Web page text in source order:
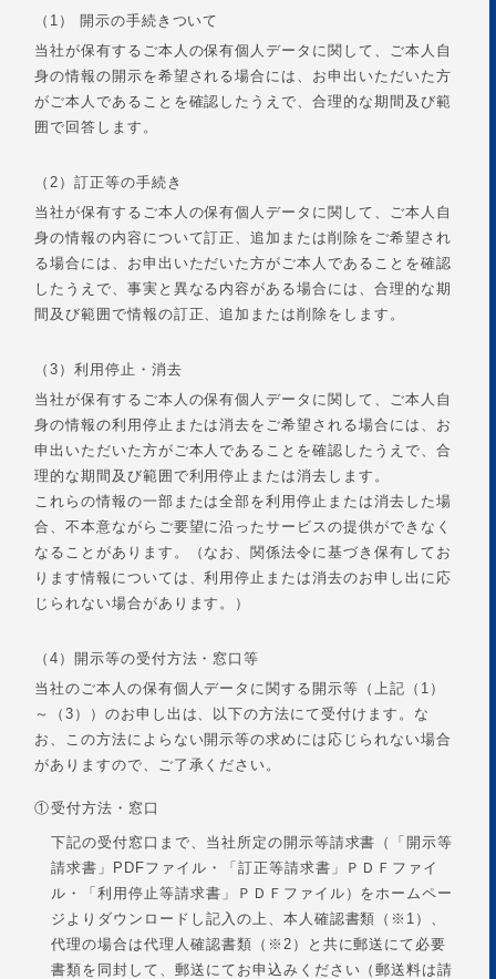
（1） 開示の手続きついて
当社が保有するご本人の保有個人データに関して、ご本人自
身の情報の開示を希望される場合には、お申出いただいた方
がご本人であることを確認したうえで、合理的な期間及び範
囲で回答します。
（2）訂正等の手続き
当社が保有するご本人の保有個人データに関して、ご本人自
身の情報の内容について訂正、追加または削除をご希望され
る場合には、お申出いただいた方がご本人であることを確認
したうえで、事実と異なる内容がある場合には、合理的な期
間及び範囲で情報の訂正、追加または削除をします。
（3）利用停止・消去
当社が保有するご本人の保有個人データに関して、ご本人自
身の情報の利用停止または消去をご希望される場合には、お
申出いただいた方がご本人であることを確認したうえで、合
理的な期間及び範囲で利用停止または消去します。
これらの情報の一部または全部を利用停止または消去した場
合、不本意ながらご要望に沿ったサービスの提供ができなく
なることがあります。（なお、関係法令に基づき保有してお
ります情報については、利用停止または消去のお申し出に応
じられない場合があります。）
（4）開示等の受付方法・窓口等
当社のご本人の保有個人データに関する開示等（上記（1）
～（3））のお申し出は、以下の方法にて受付けます。な
お、この方法によらない開示等の求めには応じられない場合
がありますので、ご了承ください。
①受付方法・窓口
下記の受付窓口まで、当社所定の開示等請求書（「開示等
請求書」PDFファイル・「訂正等請求書」ＰＤＦファイ
ル・「利用停止等請求書」ＰＤＦファイル）をホームペー
ジよりダウンロードし記入の上、本人確認書類（※1）、
代理の場合は代理人確認書類（※2）と共に郵送にて必要
書類を同封して、郵送にてお申込みください（郵送料は請